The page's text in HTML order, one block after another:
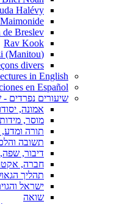
Halévy
Maimonide
de Breslev
Rav Kook
(Rav Askenazi (Manitou
divers
in English
en Español
שיעורים נפרדים -
אמונה,
מוסר, מידות
תורה ומדע,
תשובה
דיבור,
חברה,
תהליך
ישראל
שואה